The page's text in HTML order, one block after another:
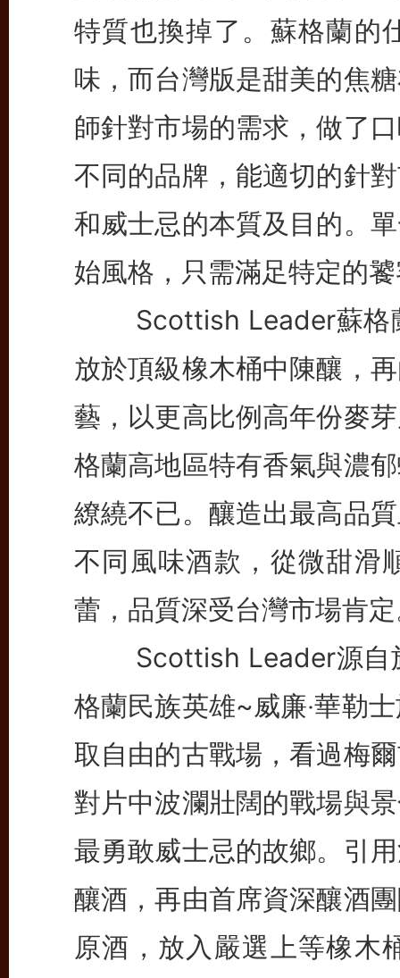
特質也換掉了。蘇格蘭的
味，而台灣版是甜美的焦
師針對市場的需求，做了
不同的品牌，能適切的針
和威士忌的本質及目的。
始風格，只需滿足特定的
Scottish Leader蘇格蘭
放於頂級橡木桶中陳釀，
藝，以更高比例高年份麥
格蘭高地區特有香氣與濃
繚繞不已。釀造出最高品
不同風味酒款，從微甜滑
蕾，品質深受台灣市場肯
Scottish Leader源自於
格蘭民族英雄~威廉‧華勒
取自由的古戰場，看過梅
對片中波瀾壯闊的戰場與
最勇敢威士忌的故鄉。引
釀酒，再由首席資深釀酒
原酒，放入嚴選上等橡木